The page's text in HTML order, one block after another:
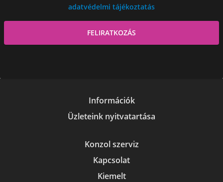
adatvédelmi tájékoztatás
Információk
Üzleteink nyitvatartása
Konzol szerviz
Kapcsolat
Kiemelt